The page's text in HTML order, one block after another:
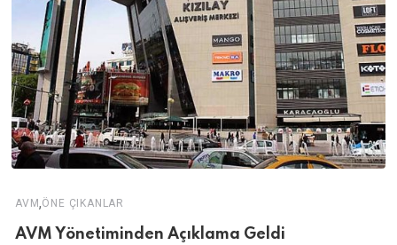
AVM,ÖNE ÇIKANLAR
AVM Yönetiminden Açıklama Geldi